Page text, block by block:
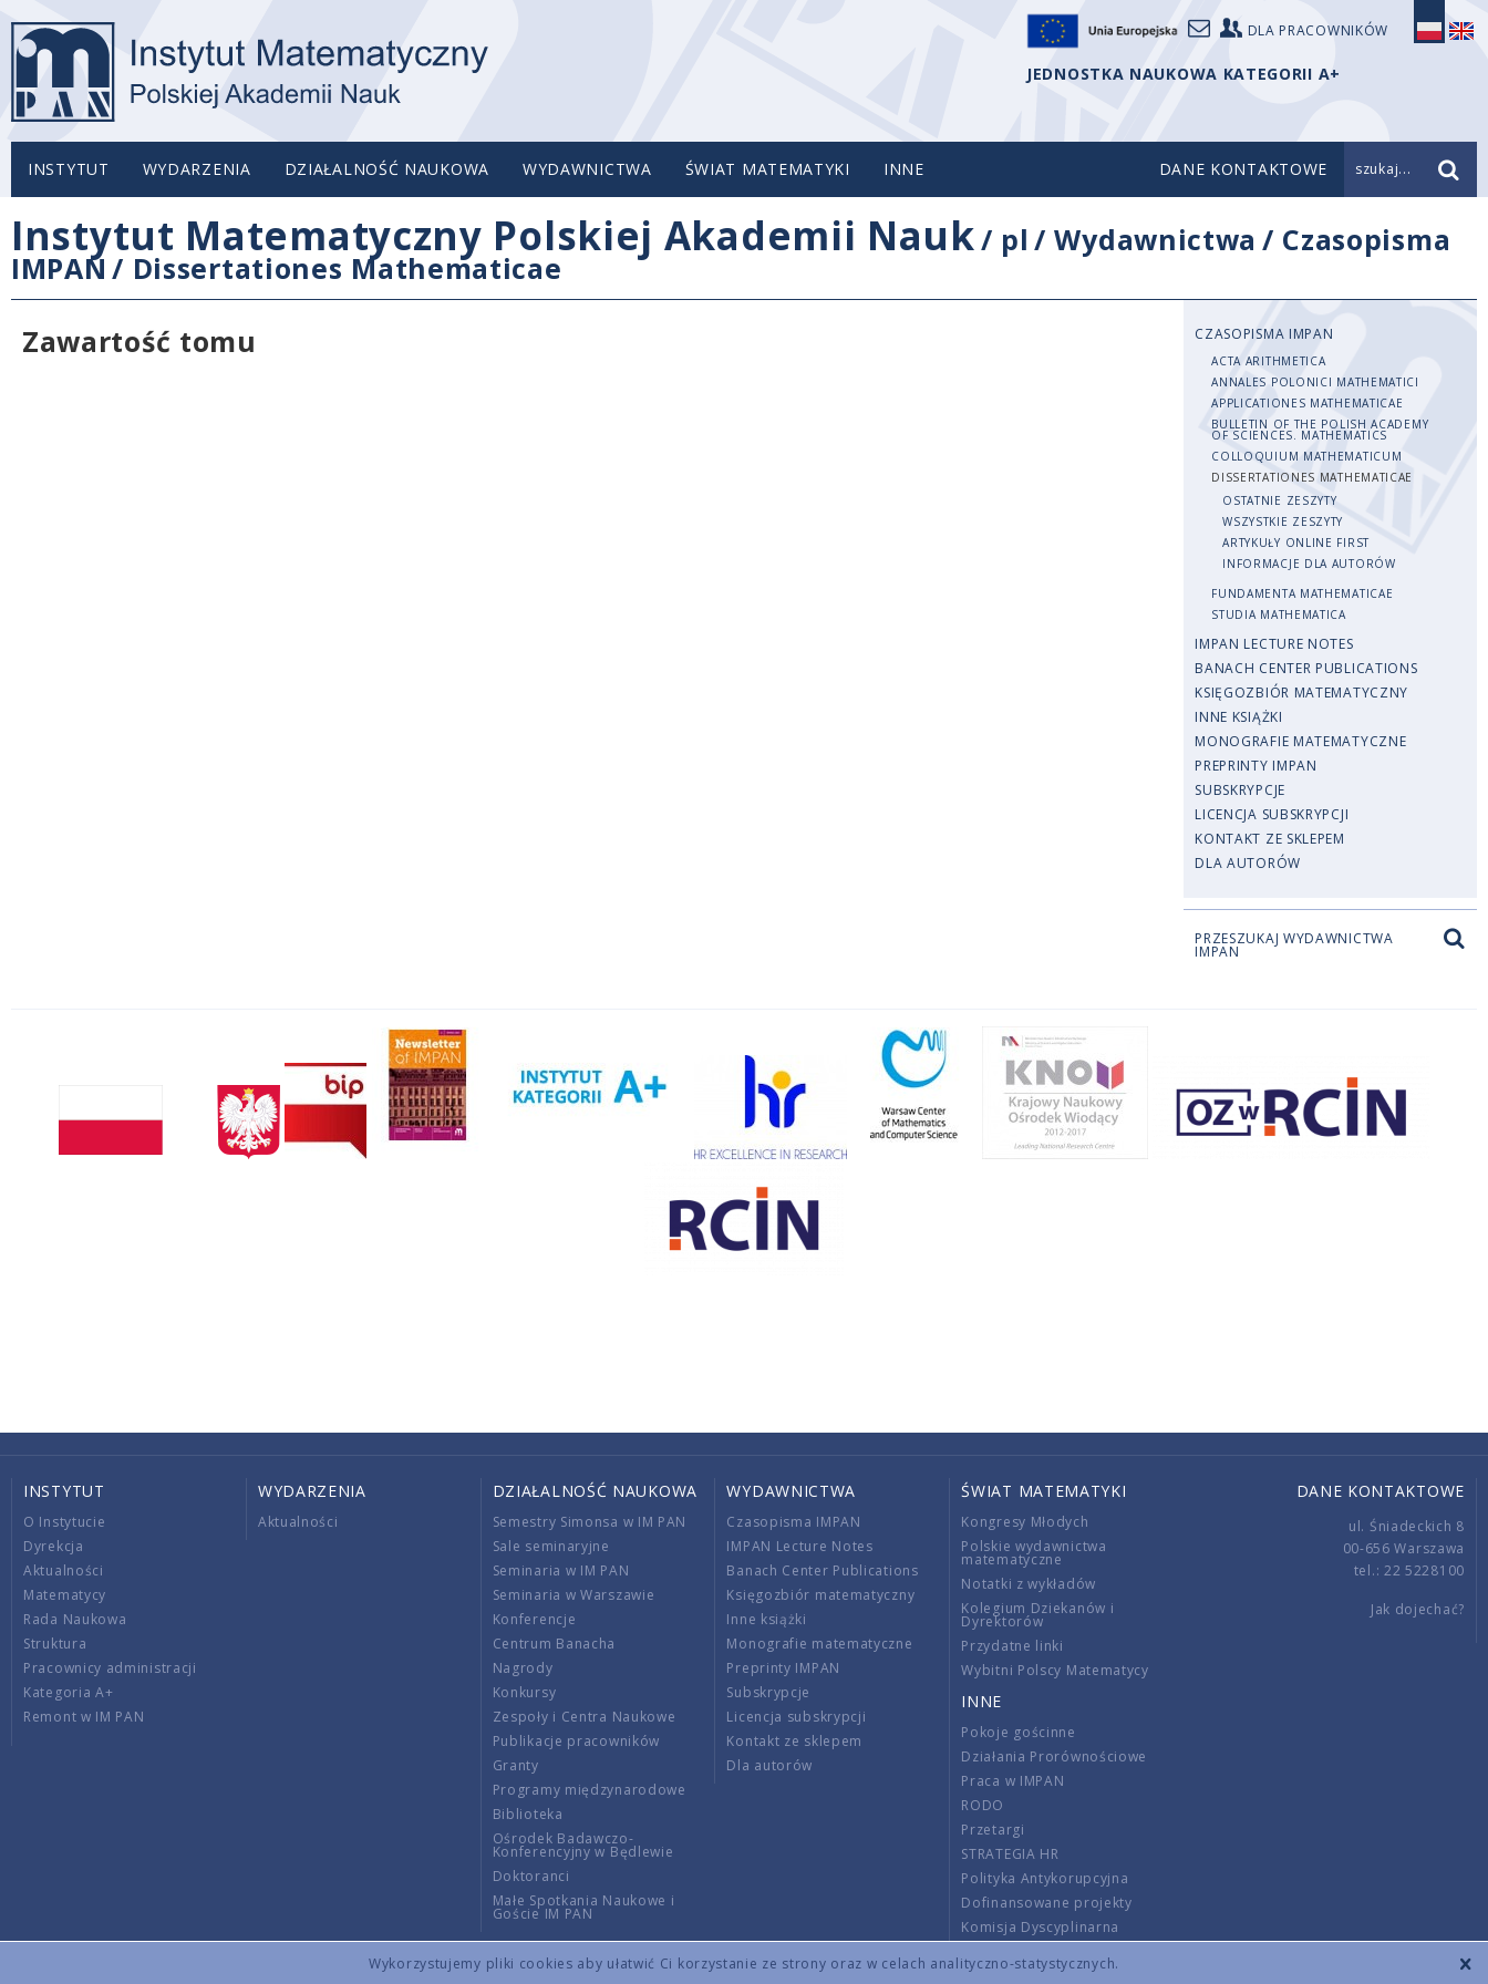
Wykorzystujemy pliki cookies aby ułatwić Ci korzystanie ze strony oraz w celach analityczno-statystycznych.
DLA PRACOWNIKÓW
JEDNOSTKA NAUKOWA KATEGORII A+
INSTYTUT WYDARZENIA DZIAŁALNOŚĆ NAUKOWA WYDAWNICTWA ŚWIAT MATEMATYKI INNE DANE KONTAKTOWE szukaj...
Instytut Matematyczny Polskiej Akademii Nauk/ pl /Wydawnictwa / Czasopisma
IMPAN / Dissertationes Mathematicae
Zawartość tomu
CZASOPISMA IMPAN
ACTA ARITHMETICA
ANNALES POLONICI MATHEMATICI
APPLICATIONES MATHEMATICAE
BULLETIN OF THE POLISH ACADEMY
OF SCIENCES. MATHEMATICS
COLLOQUIUM MATHEMATICUM
DISSERTATIONES MATHEMATICAE
OSTATNIE ZESZYTY
WSZYSTKIE ZESZYTY
ARTYKUŁY ONLINE FIRST
INFORMACJE DLA AUTORÓW
FUNDAMENTA MATHEMATICAE
STUDIA MATHEMATICA
IMPAN LECTURE NOTES
BANACH CENTER PUBLICATIONS
KSIĘGOZBIÓR MATEMATYCZNY
INNE KSIĄŻKI
MONOGRAFIE MATEMATYCZNE
PREPRINTY IMPAN
SUBSKRYPCJE
LICENCJA SUBSKRYPCJI
KONTAKT ZE SKLEPEM
DLA AUTORÓW
PRZESZUKAJ WYDAWNICTWA
IMPAN
INSTYTUT
O Instytucie
Dyrekcja
Aktualności
Matematycy
Rada Naukowa
Struktura
Pracownicy administracji
Kategoria A+
Remont w IM PAN
WYDARZENIA
Aktualności
DZIAŁALNOŚĆ NAUKOWA
Semestry Simonsa w IM PAN
Sale seminaryjne
Seminaria w IM PAN
Seminaria w Warszawie
Konferencje
Centrum Banacha
Nagrody
Konkursy
Zespoły i Centra Naukowe
Publikacje pracowników
Granty
Programy międzynarodowe
Biblioteka
Ośrodek Badawczo-
Konferencyjny w Będlewie
Doktoranci
Małe Spotkania Naukowe i
Goście IM PAN
WYDAWNICTWA
Czasopisma IMPAN
IMPAN Lecture Notes
Banach Center Publications
Księgozbiór matematyczny
Inne książki
Monografie matematyczne
Preprinty IMPAN
Subskrypcje
Licencja subskrypcji
Kontakt ze sklepem
Dla autorów
ŚWIAT MATEMATYKI
Kongresy Młodych
Polskie wydawnictwa
matematyczne
Notatki z wykładów
Kolegium Dziekanów i
Dyrektorów
Przydatne linki
Wybitni Polscy Matematycy
INNE
Pokoje gościnne
Działania Prorównościowe
Praca w IMPAN
RODO
Przetargi
STRATEGIA HR
Polityka Antykorupcyjna
Dofinansowane projekty
Komisja Dyscyplinarna
Wnoszenie opłat
DANE KONTAKTOWE
ul. Śniadeckich 8
00-656 Warszawa
tel.: 22 5228100
Jak dojechać?